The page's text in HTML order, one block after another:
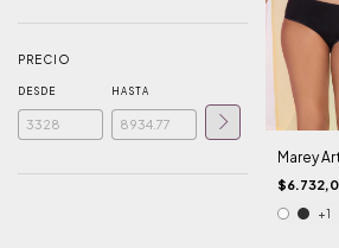
PRECIO
DESDE HASTA
Marey
+1